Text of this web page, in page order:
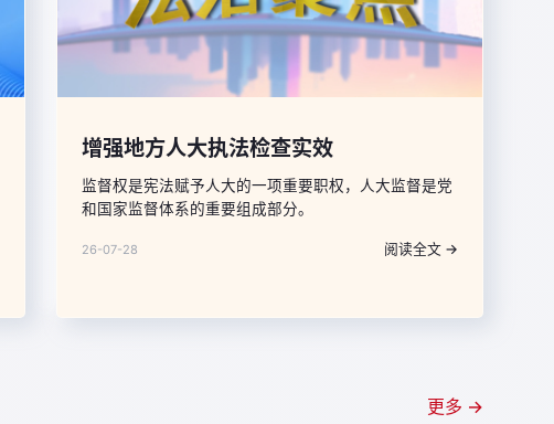
增强地方人大执法检查实效
监督权是宪法赋予人大的一项重要职权，人大监督是党
和国家监督体系的重要组成部分。
26-07-28 阅读全文 →
更多 →